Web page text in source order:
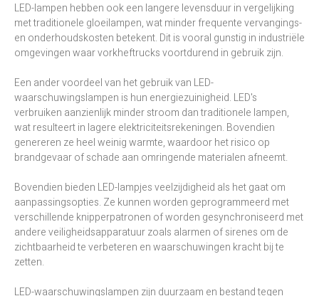
LED-lampen hebben ook een langere levensduur in vergelijking
met traditionele gloeilampen, wat minder frequente vervangings-
en onderhoudskosten betekent. Dit is vooral gunstig in industriële
omgevingen waar vorkheftrucks voortdurend in gebruik zijn.
Een ander voordeel van het gebruik van LED-
waarschuwingslampen is hun energiezuinigheid. LED's
verbruiken aanzienlijk minder stroom dan traditionele lampen,
wat resulteert in lagere elektriciteitsrekeningen. Bovendien
genereren ze heel weinig warmte, waardoor het risico op
brandgevaar of schade aan omringende materialen afneemt.
Bovendien bieden LED-lampjes veelzijdigheid als het gaat om
aanpassingsopties. Ze kunnen worden geprogrammeerd met
verschillende knipperpatronen of worden gesynchroniseerd met
andere veiligheidsapparatuur zoals alarmen of sirenes om de
zichtbaarheid te verbeteren en waarschuwingen kracht bij te
zetten.
LED-waarschuwingslampen zijn duurzaam en bestand tegen